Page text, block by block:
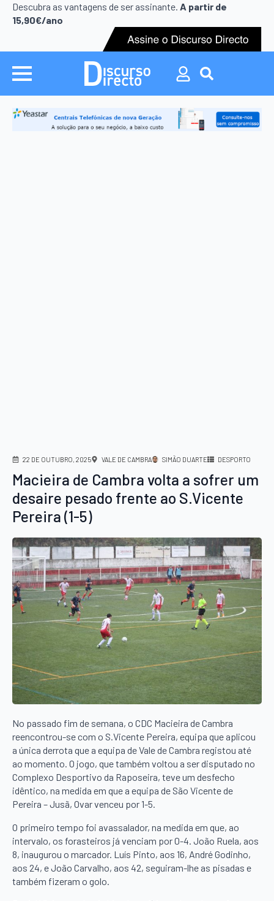
Descubra as vantagens de ser assinante. A partir de
15,90€/ano
Search
for:
Search
22 DE OUTUBRO, 2025 VALE DE CAMBRA SIMÃO DUARTE DESPORTO
Macieira de Cambra volta a sofrer um
desaire pesado frente ao S.Vicente
Pereira (1-5)
No passado fim de semana, o CDC Macieira de Cambra
reencontrou-se com o S.Vicente Pereira, equipa que aplicou
a única derrota que a equipa de Vale de Cambra registou até
ao momento. O jogo, que também voltou a ser disputado no
Complexo Desportivo da Raposeira, teve um desfecho
idêntico, na medida em que a equipa de São Vicente de
Pereira – Jusã, Ovar venceu por 1-5.
O primeiro tempo foi avassalador, na medida em que, ao
intervalo, os forasteiros já venciam por 0-4. João Ruela, aos
8, inaugurou o marcador. Luís Pinto, aos 16, André Godinho,
aos 24, e João Carvalho, aos 42, seguiram-lhe as pisadas e
também fizeram o golo.